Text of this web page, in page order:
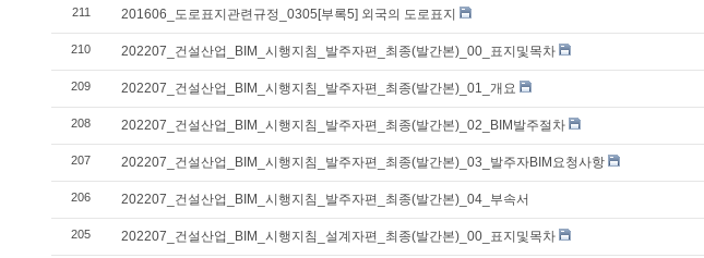
211 201606_도로표지관련규정_0305[부록5] 외국의 도로표지
210 202207_건설산업_BIM_시행지침_발주자편_최종(발간본)_00_표지및목차
209 202207_건설산업_BIM_시행지침_발주자편_최종(발간본)_01_개요
208 202207_건설산업_BIM_시행지침_발주자편_최종(발간본)_02_BIM발주절차
207 202207_건설산업_BIM_시행지침_발주자편_최종(발간본)_03_발주자BIM요청사항
206 202207_건설산업_BIM_시행지침_발주자편_최종(발간본)_04_부속서
205 202207_건설산업_BIM_시행지침_설계자편_최종(발간본)_00_표지및목차